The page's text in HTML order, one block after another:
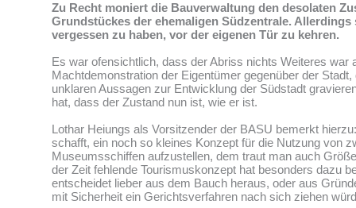
Zu Recht moniert die Bauverwaltung den desolaten
Grundstückes der ehemaligen Südzentrale. Allerdings
vergessen zu haben, vor der eigenen Tür zu kehren.
Es war ofensichtlich, dass der Abriss nichts Weiteres war
Machtdemonstration der Eigentümer gegenüber der Stadt,
unklaren Aussagen zur Entwicklung der Südstadt
hat, dass der Zustand nun ist, wie er ist.
Lothar Heiungs als Vorsitzender der BASU bemerkt
schafft, ein noch so kleines Konzept für die Nutzung von
Museumsschiffen aufzustellen, dem traut man auch
der Zeit fehlende Tourismuskonzept hat besonders dazu
entscheidet lieber aus dem Bauch heraus, oder aus
mit Sicherheit ein Gerichtsverfahren nach sich ziehen